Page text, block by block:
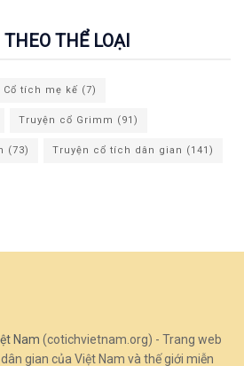
THỂ LOẠI
Cổ tích mẹ kế (7)
Truyện cổ Grimm (91)
(73) Truyện cổ tích dân gian (141)
Nam (cotichvietnam.org) - Trang web
gian của Việt Nam và thế giới miễn